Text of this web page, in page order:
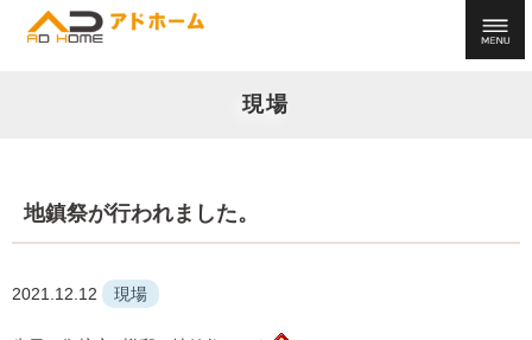
現場
地鎮祭が行われました。
2021.12.12 現場